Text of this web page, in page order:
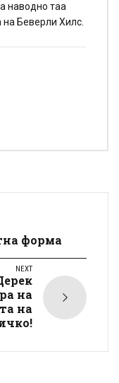
наводно таа
на Беверли Хилс.
форма
NEXT
на
на